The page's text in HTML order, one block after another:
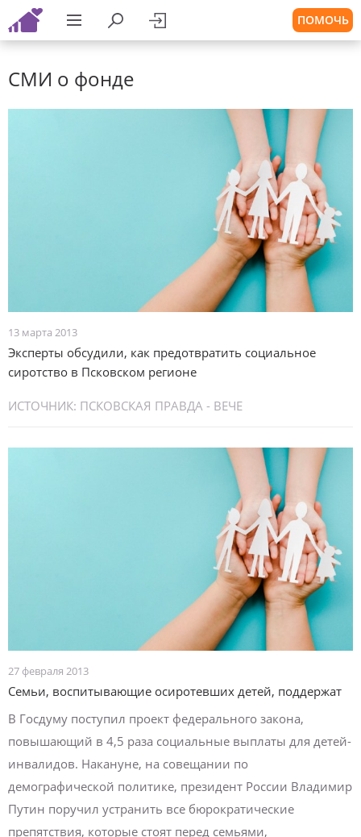
ПОМОЧЬ
СМИ о фонде
13 марта 2013
Эксперты обсудили, как предотвратить социальное
сиротство в Псковском регионе
ИСТОЧНИК: ПСКОВСКАЯ ПРАВДА - ВЕЧЕ
27 февраля 2013
Семьи, воспитывающие осиротевших детей, поддержат
В Госдуму поступил проект федерального закона,
повышающий в 4,5 раза социальные выплаты для детей-
инвалидов. Накануне, на совещании по
демографической политике, президент России Владимир
Путин поручил устранить все бюрократические
препятствия, которые стоят перед семьями,